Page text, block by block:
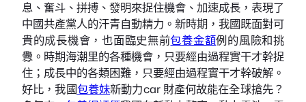
息、奮斗、拼搏、發明來捉住機會、加速成長，表現了
中國共產黨人的汗青自動精力。新時期，我國既面對可
貴的成長機會，也面臨史無前包養金額例的風險和挑
釁。時期海潮里的各種機會，只要經由過程實干才幹捉
住；成長中的各類困難，只要經由過程實干才幹破解。
好比，我國包養妹新動力car 財產何故能在全球搶先？